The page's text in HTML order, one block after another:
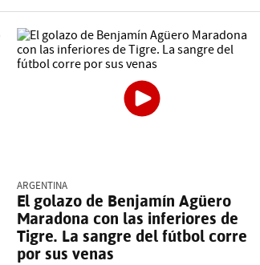
ARGENTINA
El golazo de Benjamín Agüero
Maradona con las inferiores de
Tigre. La sangre del fútbol corre
por sus venas